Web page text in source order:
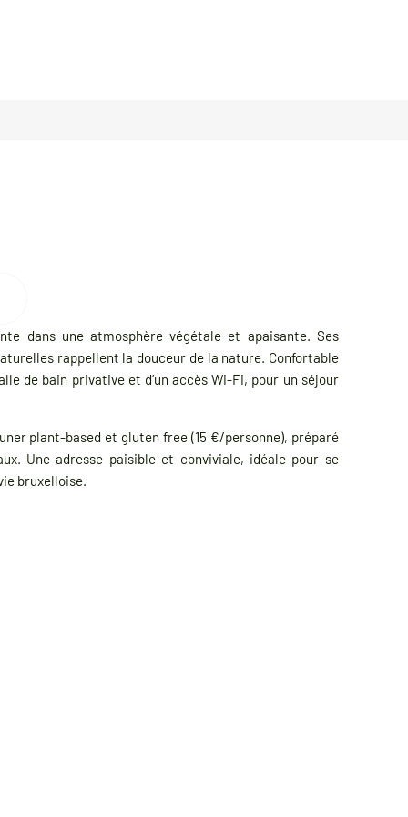
dans une atmosphère végétale et apaisante. Ses
rappellent la douceur de la nature. Confortable
de bain privative et d’un accès Wi-Fi, pour un séjour
plant-based et gluten free (15 €/personne), préparé
Une adresse paisible et conviviale, idéale pour se
bruxelloise.